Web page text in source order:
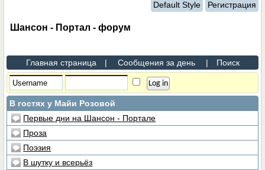
Default Style Регистрация
Шансон - Портал - форум
Главная страница | Сообщения за день | Поиск
В гостях у Майи Розовой
Первые дни на Шансон - Портале
Проза
Поэзия
В шутку и всерьёз